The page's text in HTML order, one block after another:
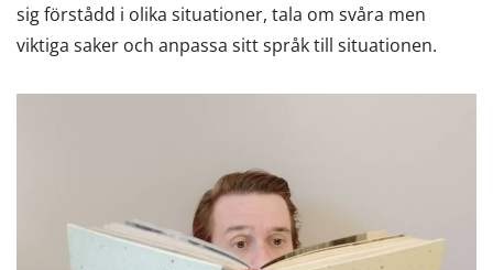
sig förstådd i olika situationer, tala om svåra men
viktiga saker och anpassa sitt språk till situationen.